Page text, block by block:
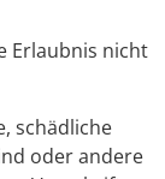
Erlaubnis nicht
schädliche
oder andere